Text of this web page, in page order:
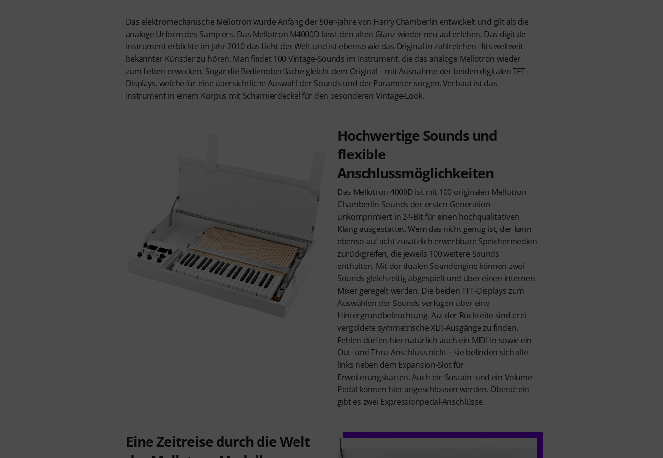
Das elektromechanische Mellotron wurde Anfang der 50er-Jahre von Harry Chamberlin entwickelt und gilt als die
analoge Urform des Samplers. Das Mellotron M4000D lässt den alten Glanz wieder neu auf erleben. Das digitale
Instrument erblickte im Jahr 2010 das Licht der Welt und ist ebenso wie das Original in zahlreichen Hits weltweit
bekannter Künstler zu hören. Man findet 100 Vintage-Sounds im Instrument, die das analoge Mellotron wieder
zum Leben erwecken. Sogar die Bedienoberfläche gleicht dem Original – mit Ausnahme der beiden digitalen TFT-
Displays, welche für eine übersichtliche Auswahl der Sounds und der Parameter sorgen. Verbaut ist das
Instrument in einem Korpus mit Scharnierdeckel für den besonderen Vintage-Look.
Hochwertige Sounds und
flexible
Anschlussmöglichkeiten
Das Mellotron 4000D ist mit 100 originalen Mellotron
Chamberlin Sounds der ersten Generation
unkomprimiert in 24-Bit für einen hochqualitativen
Klang ausgestattet. Wem das nicht genug ist, der kann
ebenso auf acht zusätzlich erwerbbare Speichermedien
zurückgreifen, die jeweils 100 weitere Sounds
enthalten. Mit der dualen Soundengine können zwei
Sounds gleichzeitig abgespielt und über einen internen
Mixer geregelt werden. Die beiden TFT-Displays zum
Auswählen der Sounds verfügen über eine
Hintergrundbeleuchtung. Auf der Rückseite sind drei
vergoldete symmetrische XLR-Ausgänge zu finden.
Fehlen dürfen hier natürlich auch ein MIDI-In sowie ein
Out- und Thru-Anschluss nicht – sie befinden sich alle
links neben dem Expansion-Slot für
Erweiterungskarten. Auch ein Sustain- und ein Volume-
Pedal können hier angeschlossen werden. Obendrein
gibt es zwei Expressionpedal-Anschlüsse.
Eine Zeitreise durch die Welt